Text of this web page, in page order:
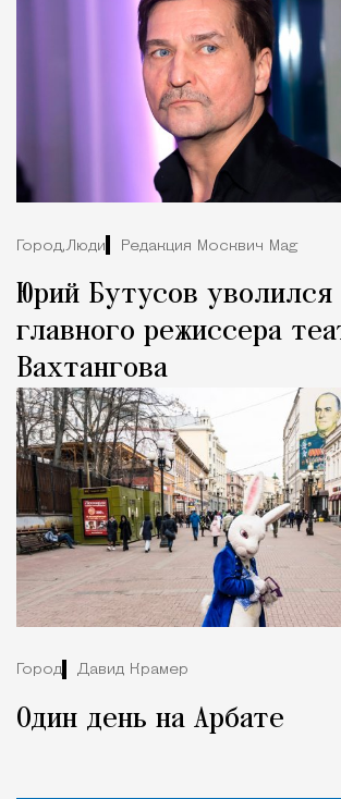
Город,Люди Редакция Москвич Mag
Юрий Бутусов уволился
главного режиссера
Вахтангова
Город Давид Крамер
Один день на Арбате